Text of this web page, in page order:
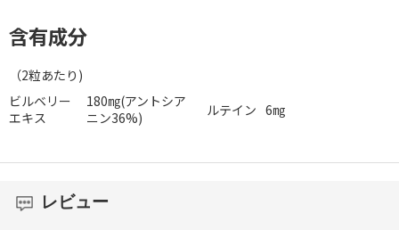
含有成分
（2粒あたり)
ビルベリー
エキス
180㎎(アントシア
ニン36%)
ルテイン 6㎎
レビュー